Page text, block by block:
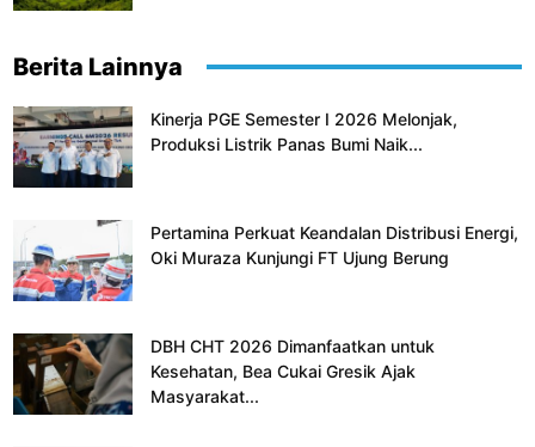
Berita Lainnya
Kinerja PGE Semester I 2026 Melonjak,
Produksi Listrik Panas Bumi Naik...
Pertamina Perkuat Keandalan Distribusi Energi,
Oki Muraza Kunjungi FT Ujung Berung
DBH CHT 2026 Dimanfaatkan untuk
Kesehatan, Bea Cukai Gresik Ajak
Masyarakat...